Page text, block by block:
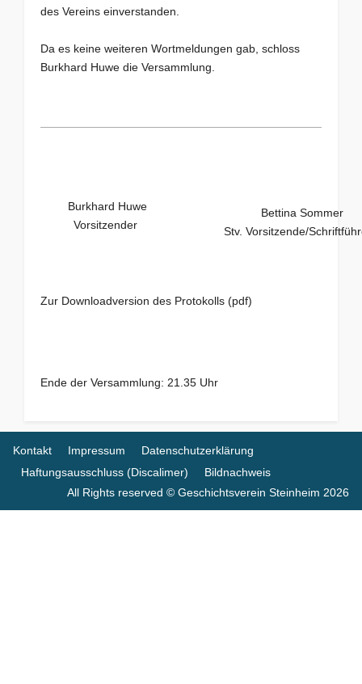
des Vereins einverstanden.
Da es keine weiteren Wortmeldungen gab, schloss
Burkhard Huwe die Versammlung.
Burkhard Huwe
Vorsitzender
Bettina Sommer
Stv. Vorsitzende/
Zur Downloadversion des Protokolls(pdf)
Ende der Versammlung: 21.35 Uhr
Kontakt Impressum
Datenschutzerklärung
Haftungsausschluss (Discalimer)
Bildnachweis
All Rights reserved © Geschichtsverein Steinheim 2026